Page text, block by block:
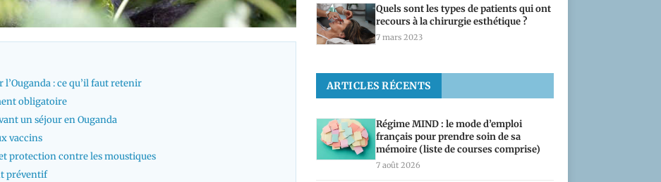
: ce qu’il faut retenir
obligatoire
un séjour en Ouganda
vaccins
protection contre les moustiques
préventif
Quels sont les types de patients qui ont
recours à la chirurgie esthétique ?
7 mars 2023
ARTICLES RÉCENTS
Régime MIND : le mode d’emploi
français pour prendre soin de sa
mémoire (liste de courses comprise)
7 août 2026